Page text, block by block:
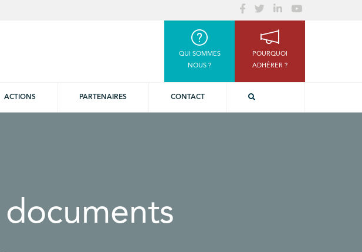
QUI SOMMES
NOUS ?
POURQUOI
ADHÉRER ?
ACTIONS PARTENAIRES CONTACT